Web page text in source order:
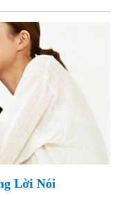
Lời Nói